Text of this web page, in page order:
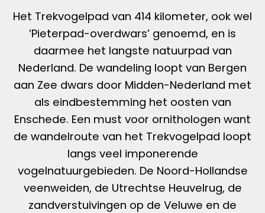
Het Trekvogelpad van 414 kilometer, ook wel
’Pieterpad-overdwars’ genoemd, en is
daarmee het langste natuurpad van
Nederland. De wandeling loopt van Bergen
aan Zee dwars door Midden-Nederland met
als eindbestemming het oosten van
Enschede. Een must voor ornithologen want
de wandelroute van het Trekvogelpad loopt
langs veel imponerende
vogelnatuurgebieden. De Noord-Hollandse
veenweiden, de Utrechtse Heuvelrug, de
zandverstuivingen op de Veluwe en de